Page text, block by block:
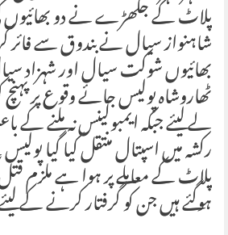
پلاٹ کے جگھڑے نے دو
شاہنواز سیال نے بندوق سے
بھائیوں شوکت سیال اور شہزاد
ٹھاروشاہ پولیس جائے وقوع پر
لے لیئے جبکہ ایمبولینس نہ ملنے
رکشہ میں اسپتال منتقل کیا گیا
پلاٹ کے معاملے پر ہوا ہے ملزم
ہوگئے ہیں جن کو گرفتار کرنے کے